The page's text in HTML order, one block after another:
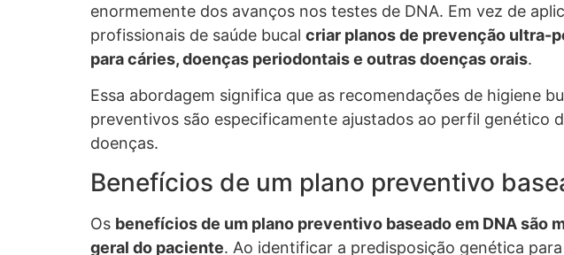
enormemente dos avanços nos testes de DNA. Em vez de
profissionais de saúde bucal criar planos de prevenção ultra-
para cáries, doenças periodontais e outras doenças orais.
Essa abordagem significa que as recomendações de higiene
preventivos são especificamente ajustados ao perfil genético
doenças.
Benefícios de um plano preventivo
Os benefícios de um plano preventivo baseado em DNA são
geral do paciente. Ao identificar a predisposição genética